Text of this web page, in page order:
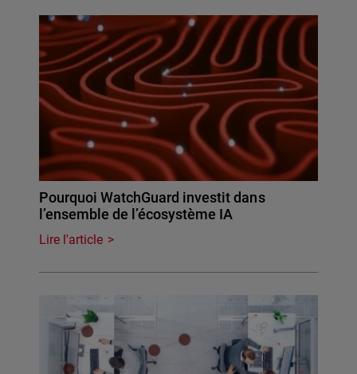
Pourquoi WatchGuard investit dans
l’ensemble de l’écosystème IA
Lire l'article